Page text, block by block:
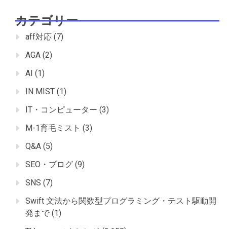
カテゴリー
aff対応 (7)
AGA (2)
AI (1)
IN MIST (1)
IT・コンピューター (3)
M-1育毛ミスト (3)
Q&A (5)
SEO・ブログ (9)
SNS (7)
Swift 文法から関数型プログラミング・テスト駆動開
発まで (1)